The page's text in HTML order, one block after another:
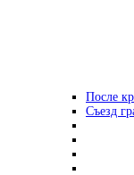
После
Съезд